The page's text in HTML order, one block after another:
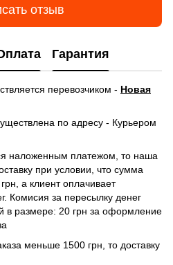
отзыв
Гарантия
перевозчиком - Новая
по адресу - Курьером
наложенным платежом, то наша
при условии, что сумма
а клиент оплачивает
Комисия за пересылку денег
в размере: 20 грн за оформление
меньше 1500 грн, то доставку